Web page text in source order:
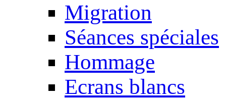
Migration
Séances spéciales
Hommage
Ecrans blancs